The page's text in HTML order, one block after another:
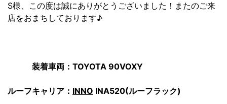
S様、この度は誠にありがとうございました！またのご来
店をおまちしております♪
装着車両：TOYOTA 90VOXY
ルーフキャリア： INNO INA520(ルーフラック)